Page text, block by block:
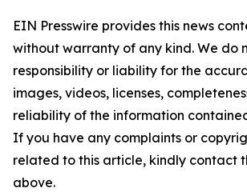
EIN Presswire provides this news
without warranty of any kind. We do
responsibility or liability for the
images, videos, licenses,
reliability of the information
If you have any complaints or
related to this article, kindly contact
above.